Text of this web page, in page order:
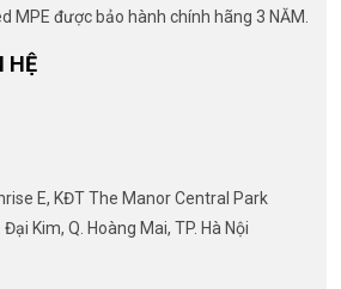
MPE được bảo hành chính hãng 3 NĂM.
HỆ
E, KĐT The Manor Central Park
Kim, Q. Hoàng Mai, TP. Hà Nội